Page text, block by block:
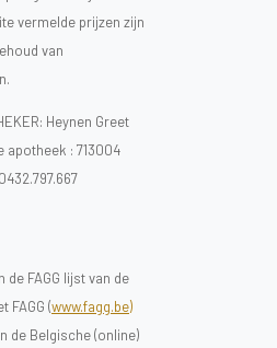
vermelde prijzen zijn
van
Heynen Greet
apotheek : 713004
FAGG lijst van de
FAGG (www.fagg.be)
de Belgische (online)